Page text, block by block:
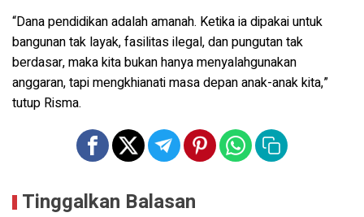
“Dana pendidikan adalah amanah. Ketika ia dipakai untuk
bangunan tak layak, fasilitas ilegal, dan pungutan tak
berdasar, maka kita bukan hanya menyalahgunakan
anggaran, tapi mengkhianati masa depan anak-anak kita,”
tutup Risma.
Tinggalkan Balasan